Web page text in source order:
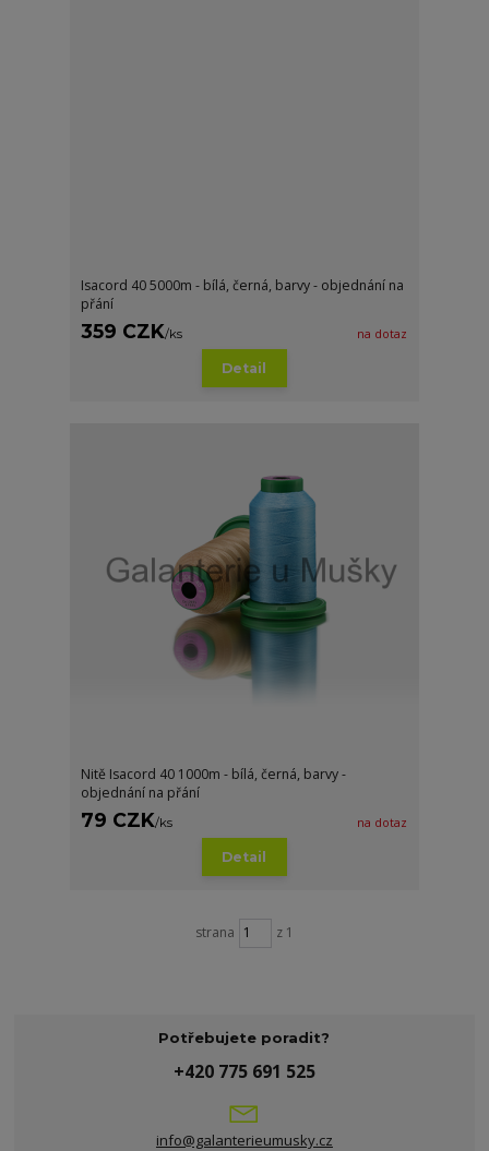
Isacord 40 5000m - bílá, černá, barvy - objednání na
přání
359 CZK/ks na dotaz
Detail
Nitě Isacord 40 1000m - bílá, černá, barvy -
objednání na přání
79 CZK/ks na dotaz
Detail
strana z 1
Potřebujete poradit?
+420 775 691 525
info@galanterieumusky.cz